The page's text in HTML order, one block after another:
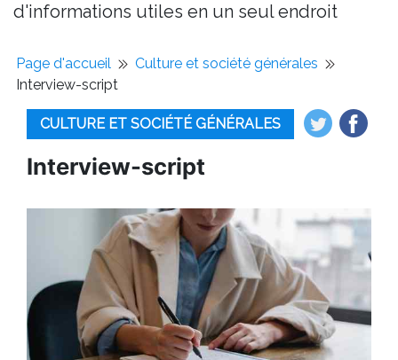
d'informations utiles en un seul endroit
Page d'accueil
Culture et société générales
Interview-script
CULTURE ET SOCIÉTÉ GÉNÉRALES
Interview-script